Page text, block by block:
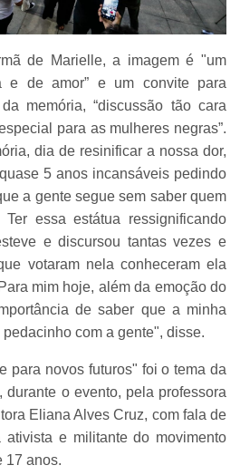
de Marielle, a imagem é "um
e de amor” e um convite para
memória, “discussão tão cara
para as mulheres negras”.
dia de resinificar a nossa dor,
5 anos incansáveis pedindo
a gente segue sem saber quem
essa estátua ressignificando
e discursou tantas vezes e
votaram nela conheceram ela
mim hoje, além da emoção do
de saber que a minha
com a gente", disse.
para novos futuros" foi o tema da
o evento, pela professora
Eliana Alves Cruz, com fala de
ativista e militante do movimento
17 anos.